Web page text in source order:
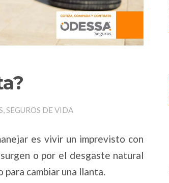
SEGUROS DE VIDA
es vivir un imprevisto con
o por el desgaste natural
cambiar una llanta.